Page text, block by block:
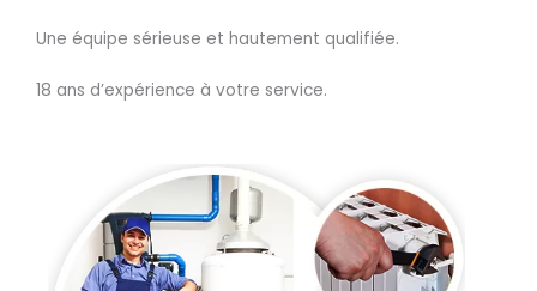
Une équipe sérieuse et hautement qualifiée.
18 ans d’expérience à votre service.